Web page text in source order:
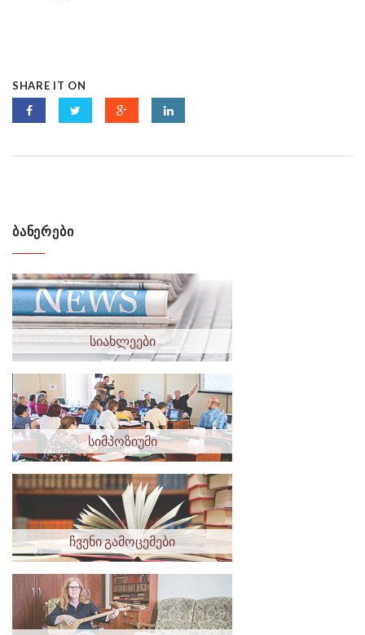
SHARE IT ON
ᲑᲐᲜᲔᲠᲔᲑᲘ
სიახლეები
სიმპოზიუმი
ჩვენი გამოცემები